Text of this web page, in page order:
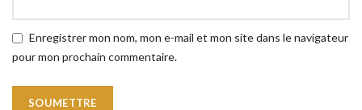
Enregistrer mon nom, mon e-mail et mon site dans le navigateur
pour mon prochain commentaire.